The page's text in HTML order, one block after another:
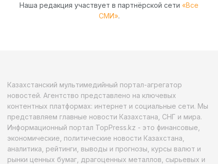
Наша редакция участвует в партнёрской сети «Все
СМИ».
Казахстанский мультимедийный портал-агрегатор
новостей. Агентство представлено на ключевых
контентных платформах: интернет и социальные сети. Мы
представляем главные новости Казахстана, СНГ и мира.
Информационный портал TopPress.kz - это финансовые,
экономические, политические новости Казахстана,
аналитика, рейтинги, выводы и прогнозы, курсы валют и
рынки ценных бумаг, драгоценных металлов, сырьевых и